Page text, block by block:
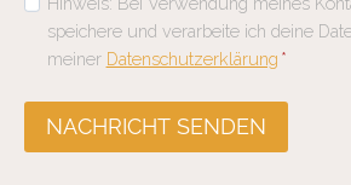
speichere und verarbeite ich deine
meiner Datenschutzerklärung *
NACHRICHT SENDEN